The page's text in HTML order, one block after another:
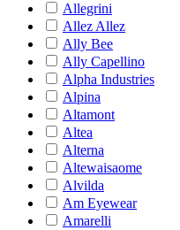
Allegrini
Allez Allez
Ally Bee
Ally Capellino
Alpha Industries
Alpina
Altamont
Altea
Alterna
Altewaisaome
Alvilda
Am Eyewear
Amarelli